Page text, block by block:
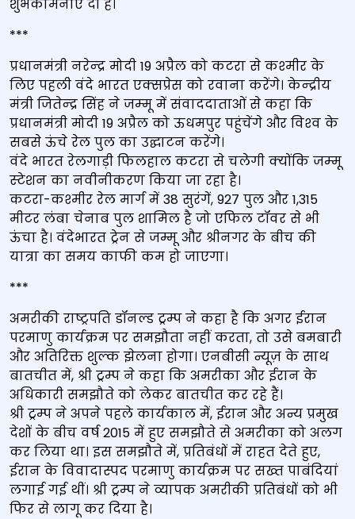
शुभकामनाएं दी हैं।
***
प्रधानमंत्री नरेन्‍द्र मोदी 19 अप्रैल को कटरा से कश्‍मीर के
लिए पहली वंदे भारत एक्‍सप्रेस को रवाना करेंगे। केन्‍द्रीय
मंत्री जितेन्‍द्र सिंह ने जम्‍मू में संवाददाताओं से कहा कि
प्रधानमंत्री मोदी 19 अप्रैल को ऊधमपुर पहुंचेंगे और विश्‍व के
सबसे ऊंचे रेल पुल का उद्घाटन करेंगे।
वंदे भारत रेलगाड़ी फिलहाल कटरा से चलेगी क्‍योंकि जम्‍मू
स्‍टेशन का नवीनीकरण किया जा रहा है।
कटरा-कश्मीर रेल मार्ग में 38 सुरंगें, 927 पुल और 1,315
मीटर लंबा चेनाब पुल शामिल है जो एफिल टॉवर से भी
ऊंचा है। वंदेभारत ट्रेन से जम्मू और श्रीनगर के बीच की
यात्रा का समय काफी कम हो जाएगा।
***
अमरीकी राष्ट्रपति डॉनल्ड ट्रम्प ने कहा है कि अगर ईरान
परमाणु कार्यक्रम पर समझौता नहीं करता, तो उसे बमबारी
और अतिरिक्त शुल्क झेलना होगा। एनबीसी न्यूज़ के साथ
बातचीत में, श्री ट्रम्प ने कहा कि अमरीका और ईरान के
अधिकारी समझौते को लेकर बातचीत कर रहे हैं।
श्री ट्रम्प ने अपने पहले कार्यकाल में, ईरान और अन्य प्रमुख
देशों के बीच वर्ष 2015 में हुए समझौते से अमरीका को अलग
कर लिया था। इस समझौते में, प्रतिबंधों में राहत देते हुए,
ईरान के विवादास्पद परमाणु कार्यक्रम पर सख्त पाबंदियां
लगाई गई थीं। श्री ट्रम्प ने व्यापक अमरीकी प्रतिबंधों को भी
फिर से लागू कर दिया है।